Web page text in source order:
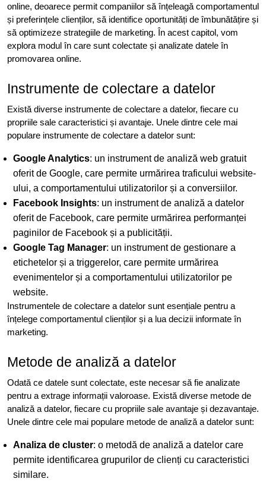
online, deoarece permit companiilor să înțeleagă comportamentul
și preferințele clienților, să identifice oportunități de îmbunătățire și
să optimizeze strategiile de marketing. În acest capitol, vom
explora modul în care sunt colectate și analizate datele în
promovarea online.
Instrumente de colectare a datelor
Există diverse instrumente de colectare a datelor, fiecare cu
propriile sale caracteristici și avantaje. Unele dintre cele mai
populare instrumente de colectare a datelor sunt:
Google Analytics: un instrument de analiză web gratuit
oferit de Google, care permite urmărirea traficului website-
ului, a comportamentului utilizatorilor și a conversiilor.
Facebook Insights: un instrument de analiză a datelor
oferit de Facebook, care permite urmărirea performanței
paginilor de Facebook și a publicității.
Google Tag Manager: un instrument de gestionare a
etichetelor și a triggerelor, care permite urmărirea
evenimentelor și a comportamentului utilizatorilor pe
website.
Instrumentele de colectare a datelor sunt esențiale pentru a
înțelege comportamentul clienților și a lua decizii informate în
marketing.
Metode de analiză a datelor
Odată ce datele sunt colectate, este necesar să fie analizate
pentru a extrage informații valoroase. Există diverse metode de
analiză a datelor, fiecare cu propriile sale avantaje și dezavantaje.
Unele dintre cele mai populare metode de analiză a datelor sunt:
Analiza de cluster: o metodă de analiză a datelor care
permite identificarea grupurilor de clienți cu caracteristici
similare.